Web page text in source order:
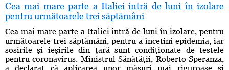
Cea mai mare parte a Italiei intră de luni în izolare
pentru următoarele trei săptămâni
Cea mai mare parte a Italiei intră de luni în izolare, pentru
următoarele trei săptămâni, pentru a încetini epidemia, iar
sosirile şi ieşirile din ţară sunt condiţionate de testele
pentru coronavirus. Ministrul Sănătăţii, Roberto Speranza,